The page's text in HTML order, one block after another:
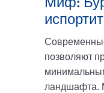
позволяют
ландшафта.